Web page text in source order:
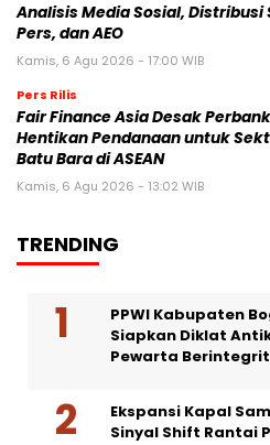
Analisis Media Sosial, Distribusi
Pers, dan AEO
Kamis, 6 Agu 2026 - 17:00 WIB
Pers Rilis
Fair Finance Asia Desak
Hentikan Pendanaan untuk
Batu Bara di ASEAN
Kamis, 6 Agu 2026 - 13:02 WIB
TRENDING
PPWI Kabupaten
Siapkan Diklat
Pewarta
Ekspansi Kapal
Sinyal Shift Rantai